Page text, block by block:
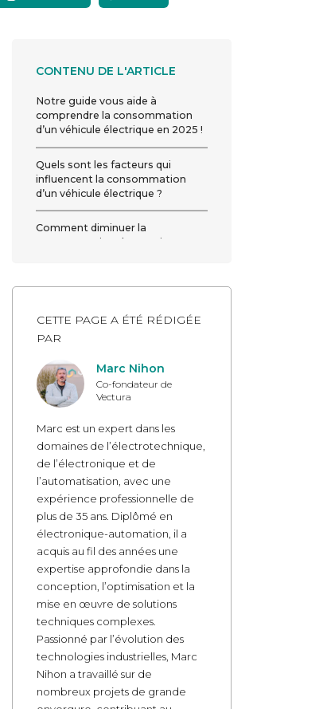
CONTENU DE L'ARTICLE
Notre guide vous aide à
comprendre la consommation
d’un véhicule électrique en 2025 !
Quels sont les facteurs qui
influencent la consommation
d’un véhicule électrique ?
Comment diminuer la
consommation de sa voiture
CETTE PAGE A ÉTÉ RÉDIGÉE
PAR
Marc Nihon
Co-fondateur de
Vectura
Marc est un expert dans les
domaines de l’électrotechnique,
de l’électronique et de
l’automatisation, avec une
expérience professionnelle de
plus de 35 ans. Diplômé en
électronique-automation, il a
acquis au fil des années une
expertise approfondie dans la
conception, l’optimisation et la
mise en œuvre de solutions
techniques complexes.
Passionné par l’évolution des
technologies industrielles, Marc
Nihon a travaillé sur de
nombreux projets de grande